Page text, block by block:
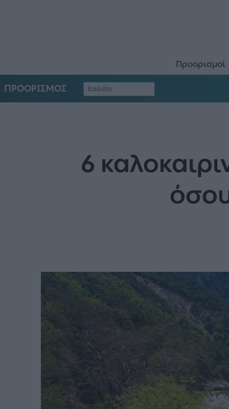
Προορισμοί
ΠΡΟΟΡΙΣΜΟΣ
6